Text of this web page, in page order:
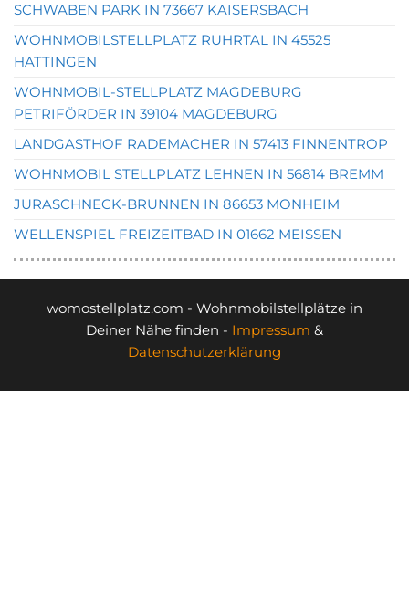
SCHWABEN PARK IN 73667 KAISERSBACH
WOHNMOBILSTELLPLATZ RUHRTAL IN 45525
HATTINGEN
WOHNMOBIL-STELLPLATZ MAGDEBURG
PETRIFÖRDER IN 39104 MAGDEBURG
LANDGASTHOF RADEMACHER IN 57413 FINNENTROP
WOHNMOBIL STELLPLATZ LEHNEN IN 56814 BREMM
JURASCHNECK-BRUNNEN IN 86653 MONHEIM
WELLENSPIEL FREIZEITBAD IN 01662 MEISSEN
womostellplatz.com - Wohnmobilstellplätze in
Deiner Nähe finden - Impressum &
Datenschutzerklärung